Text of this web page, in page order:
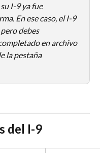
I-9 ya fue
En ese caso, el I-9
debes
en archivo
la pestaña
del I-9